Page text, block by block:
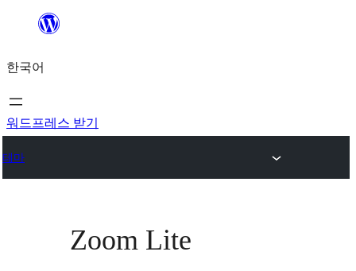
츠
로
바
가
한국어
워드프레스 받기
테마
Zoom Lite